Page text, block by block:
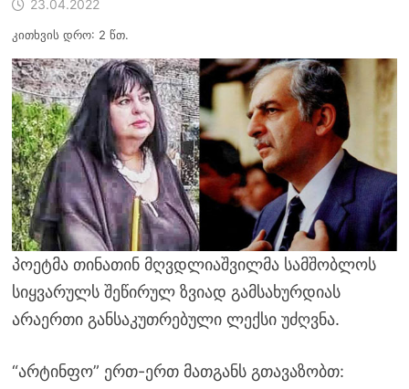
23.04.2022
კითხვის დრო: 2 წთ.
პოეტმა თინათინ მღვდლიაშვილმა სამშობლოს
სიყვარულს შეწირულ ზვიად გამსახურდიას
არაერთი განსაკუთრებული ლექსი უძღვნა.
“არტინფო” ერთ-ერთ მათგანს გთავაზობთ: